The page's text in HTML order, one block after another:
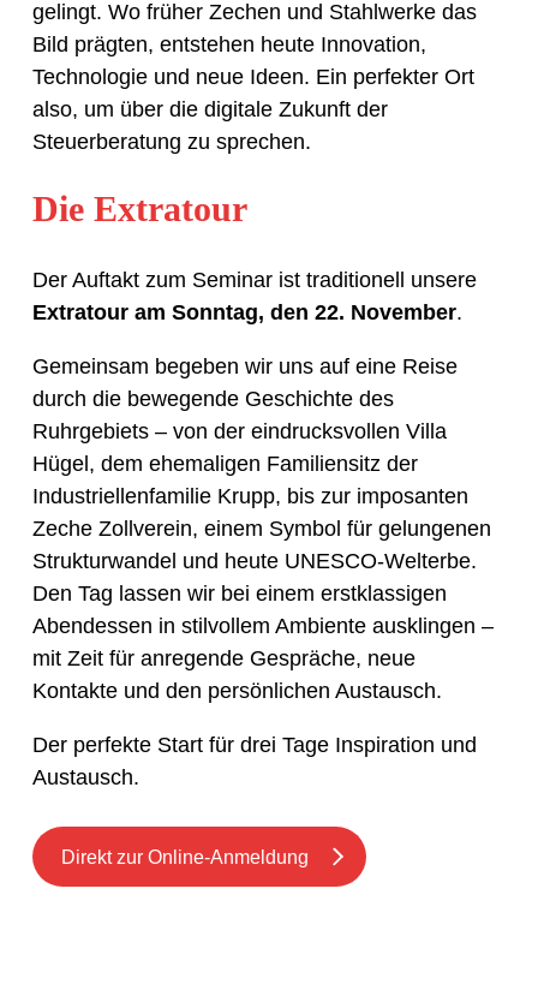
gelingt. Wo früher Zechen und Stahlwerke das
Bild prägten, entstehen heute Innovation,
Technologie und neue Ideen. Ein perfekter Ort
also, um über die digitale Zukunft der
Steuerberatung zu sprechen.
Die Extratour
Der Auftakt zum Seminar ist traditionell unsere
Extratour am Sonntag, den 22. November.
Gemeinsam begeben wir uns auf eine Reise
durch die bewegende Geschichte des
Ruhrgebiets – von der eindrucksvollen Villa
Hügel, dem ehemaligen Familiensitz der
Industriellenfamilie Krupp, bis zur imposanten
Zeche Zollverein, einem Symbol für gelungenen
Strukturwandel und heute UNESCO-Welterbe.
Den Tag lassen wir bei einem erstklassigen
Abendessen in stilvollem Ambiente ausklingen –
mit Zeit für anregende Gespräche, neue
Kontakte und den persönlichen Austausch.
Der perfekte Start für drei Tage Inspiration und
Austausch.
Direkt zur Online-Anmeldung